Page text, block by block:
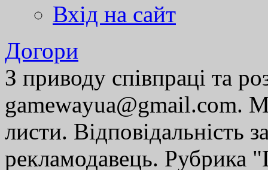
Вхід на сайт
Догори
З приводу співпраці та
gamewayua@gmail.com.
листи. Відповідальність
рекламодавець. Рубрика